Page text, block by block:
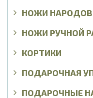
НОЖИ
НОЖИ РУЧНОЙ
КОРТИКИ
ПОДАРОЧНАЯ
ПОДАРОЧНЫЕ